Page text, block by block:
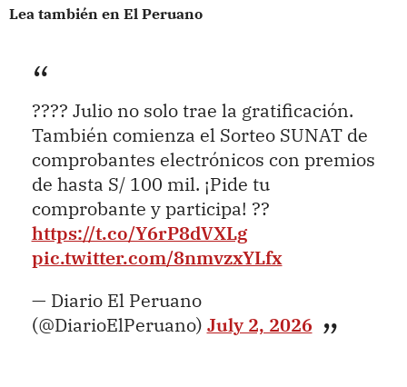
Lea también en El Peruano
???? Julio no solo trae la gratificación.
También comienza el Sorteo SUNAT de
comprobantes electrónicos con premios
de hasta S/ 100 mil. ¡Pide tu
comprobante y participa! ??
https://t.co/Y6rP8dVXLg
pic.twitter.com/8nmvzxYLfx
— Diario El Peruano
(@DiarioElPeruano) July 2, 2026